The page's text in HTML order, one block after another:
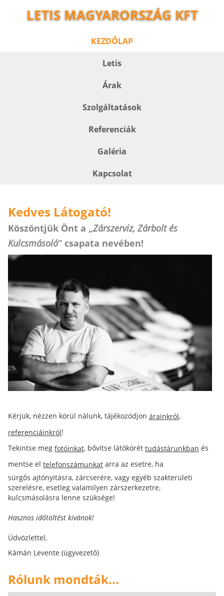
LETIS MAGYARORSZÁG KFT
KEZDŐLAP
Letis
Árak
Szolgáltatások
Referenciák
Galéria
Kapcsolat
Kedves Látogató!
Köszöntjük Önt a „Zárszerviz, Zárbolt és
Kulcsmásoló” csapata nevében!
Kérjük, nézzen körül nálunk, tájékozódjon árainkról,
referenciáinkról!
Tekintse meg fotóinkat, bővítse látókörét tudástárunkban és
mentse el telefonszámunkat arra az esetre, ha
sürgős ajtónyitásra, zárcserére, vagy egyéb szakterületi
szerelésre, esetleg valamilyen zárszerkezetre,
kulcsmásolásra lenne szüksége!
Hasznos időtöltést kívánok!
Üdvözlettel,
Kámán Levente (ügyvezető)
Rólunk mondták...